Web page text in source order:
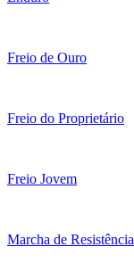
Freio de Ouro
Freio do Proprietário
Freio Jovem
Marcha de Resistência